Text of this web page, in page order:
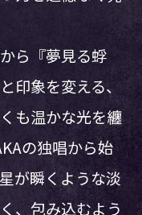
ら『夢見る蜉
印象を変える、
も温かな光を纏
の独唱から始
が瞬くような淡
、包み込むよう